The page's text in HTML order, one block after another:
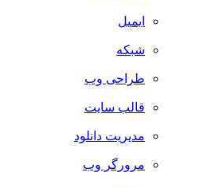
ایمیل
شبکه
طراحی وب
قالب سایت
مدیریت دانلود
مرورگر وب